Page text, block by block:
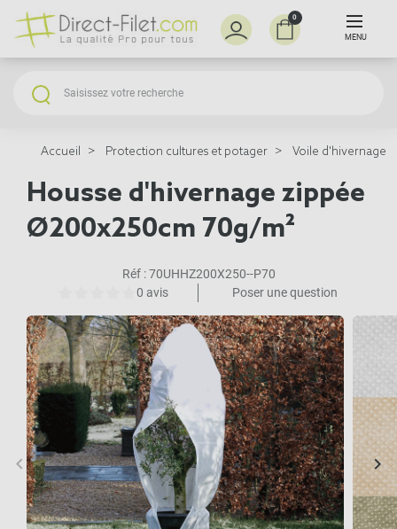
0
MENU
Accueil Protection cultures et potager Voile d'hivernage
Housse d'hivernage zippée
Ø200x250cm 70g/m²
Réf :70UHHZ200X250--P70
0 avis
Poser une question
Précédent
keyboard_arrow_left keyboard_arrow_right